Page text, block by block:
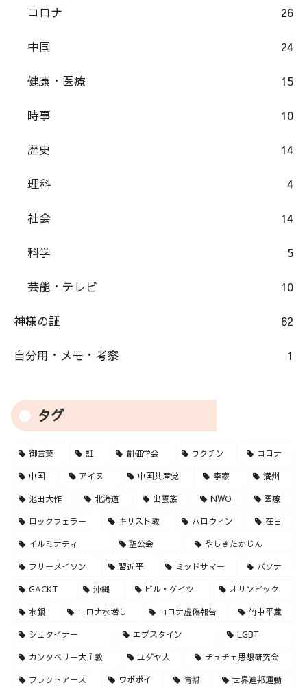
コロナ 26
中国 24
健康・医療 15
時事 10
歴史 14
理科 4
社会 14
科学 5
芸能・テレビ 10
神様の証 62
自分用・メモ・考察 1
タグ
御言葉 証 創価学会 ワクチン コロナ
中国 アイヌ 中国共産党 李家 満州
池田大作 北海道 出雲族 NWO 医療
ロックフェラー キリスト教 ハロウィン 在日
イルミナティ 聖公会 やしきたかじん
フリーメイソン 習近平 ミッドサマー パソナ
GACKT 沖縄 ビル・ゲイツ オリンピック
水銀 コロナ水増し コロナ虚偽報告 竹中平蔵
シュタイナー エプスタイン LGBT
カンタベリー大主教 ユダヤ人 チュチェ思想研究会
フラットアース ウポポイ 青幇 世界連邦運動